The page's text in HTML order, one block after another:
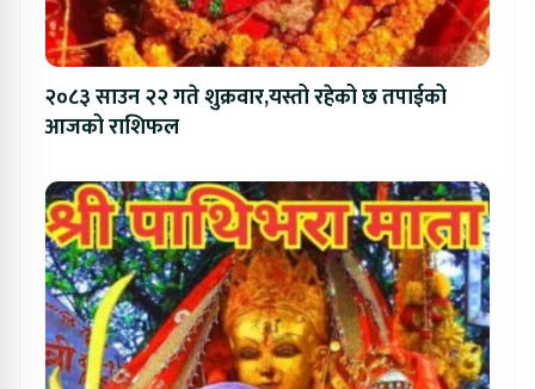
२०८३ साउन २२ गते शुक्रवार,यस्तो रहेको छ तपाईको
आजको राशिफल